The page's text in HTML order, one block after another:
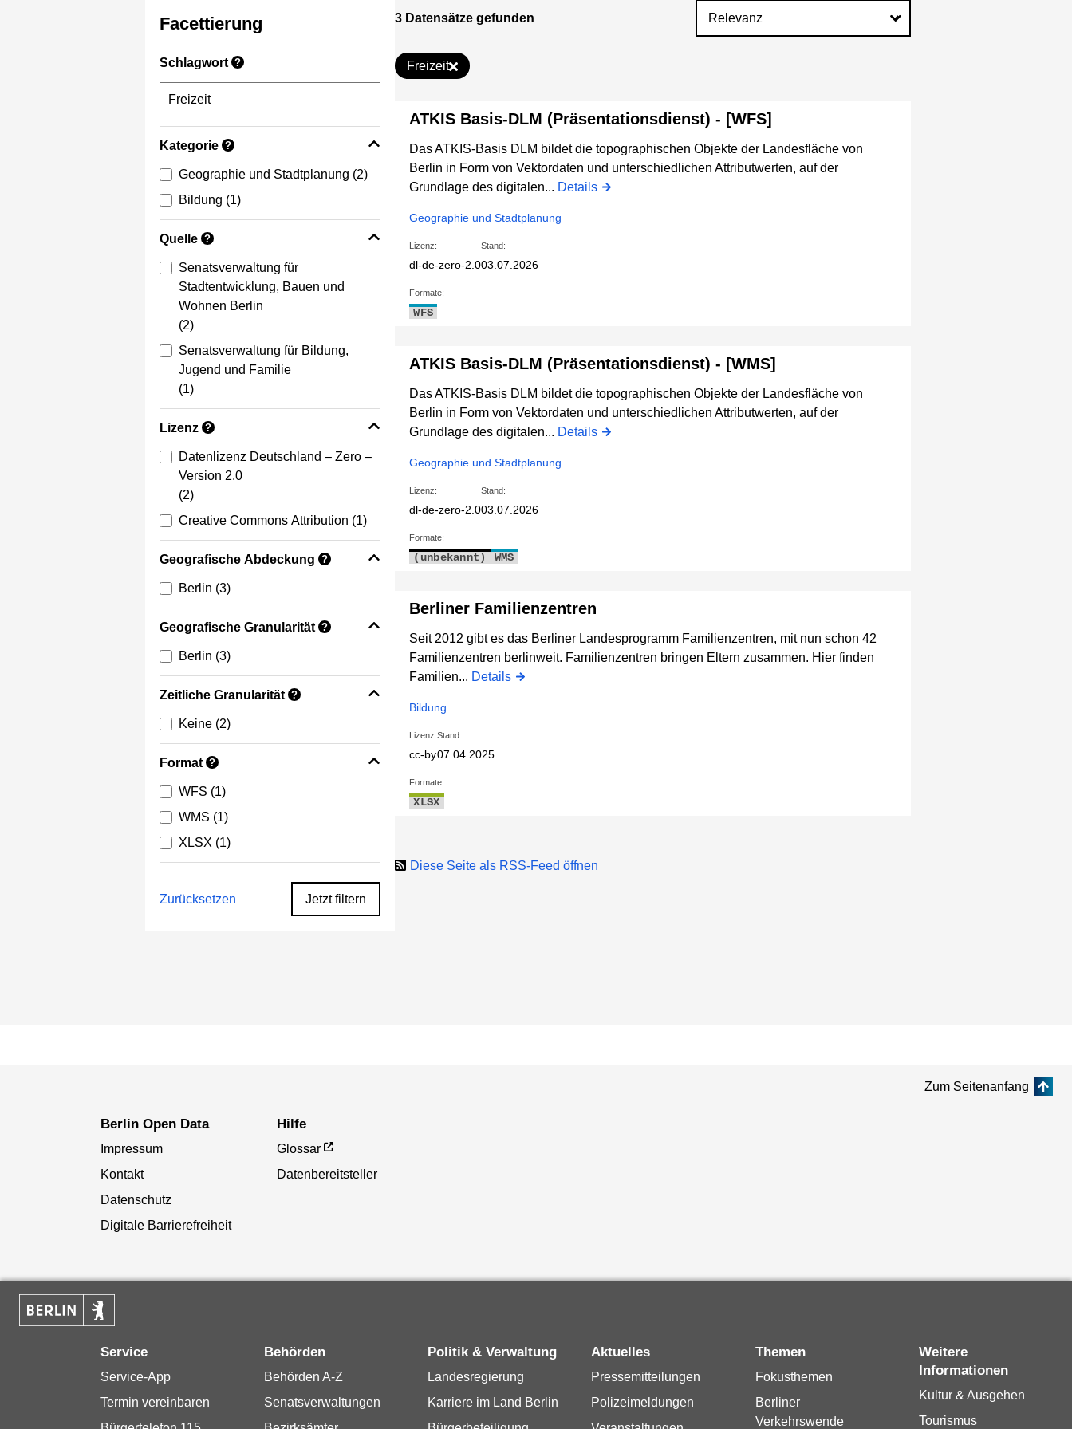
Facettierung
Schlagwort ?
Kategorie ?
Geographie und Stadtplanung (2)
Bildung (1)
Quelle ?
Senatsverwaltung für
Stadtentwicklung, Bauen und
Wohnen Berlin
(2)
Senatsverwaltung für Bildung,
Jugend und Familie
(1)
Lizenz ?
Datenlizenz Deutschland – Zero –
Version 2.0
(2)
Creative Commons Attribution (1)
Geografische Abdeckung ?
Berlin (3)
Geografische Granularität ?
Berlin (3)
Zeitliche Granularität ?
Keine (2)
Format ?
WFS (1)
WMS (1)
XLSX (1)
Zurücksetzen Jetzt filtern
3 Datensätze gefunden
Freizeit
ATKIS Basis-DLM (Präsentationsdienst) - [WFS]
Das ATKIS-Basis DLM bildet die topographischen Objekte der Landesfläche von
Berlin in Form von Vektordaten und unterschiedlichen Attributwerten, auf der
Grundlage des digitalen... Details
Geographie und Stadtplanung
Lizenz:
dl-de-zero-2.0
Stand:
03.07.2026
Formate:
WFS
ATKIS Basis-DLM (Präsentationsdienst) - [WMS]
Das ATKIS-Basis DLM bildet die topographischen Objekte der Landesfläche von
Berlin in Form von Vektordaten und unterschiedlichen Attributwerten, auf der
Grundlage des digitalen... Details
Geographie und Stadtplanung
Lizenz:
dl-de-zero-2.0
Stand:
03.07.2026
Formate:
(unbekannt) WMS
Berliner Familienzentren
Seit 2012 gibt es das Berliner Landesprogramm Familienzentren, mit nun schon 42
Familienzentren berlinweit. Familienzentren bringen Eltern zusammen. Hier finden
Familien... Details
Bildung
Lizenz:
cc-by
Stand:
07.04.2025
Formate:
XLSX
Diese Seite als RSS-Feed öffnen
Zum Seitenanfang
Berlin Open Data
Impressum
Kontakt
Datenschutz
Digitale Barrierefreiheit
Hilfe
Glossar
Datenbereitsteller
Service
Service-App
Termin vereinbaren
Behörden
Behörden A-Z
Senatsverwaltungen
Politik & Verwaltung
Landesregierung
Karriere im Land Berlin
Aktuelles
Pressemitteilungen
Polizeimeldungen
Themen
Fokusthemen
Berliner
Verkehrswende
Weitere
Informationen
Kultur & Ausgehen
Tourismus